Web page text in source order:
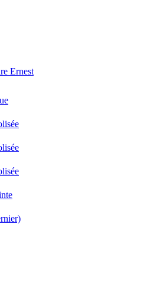
Ernest